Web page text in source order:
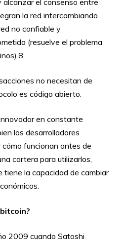
alcanzar el consenso entre
la red intercambiando
no confiable y
(resuelve el problema
no necesitan de
es código abierto.
en constante
los desarrolladores
funcionan antes de
cartera para utilizarlos,
tiene la capacidad de cambiar
2009 cuando Satoshi